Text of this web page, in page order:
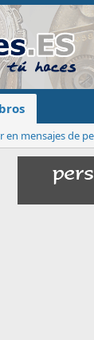
en mensajes de